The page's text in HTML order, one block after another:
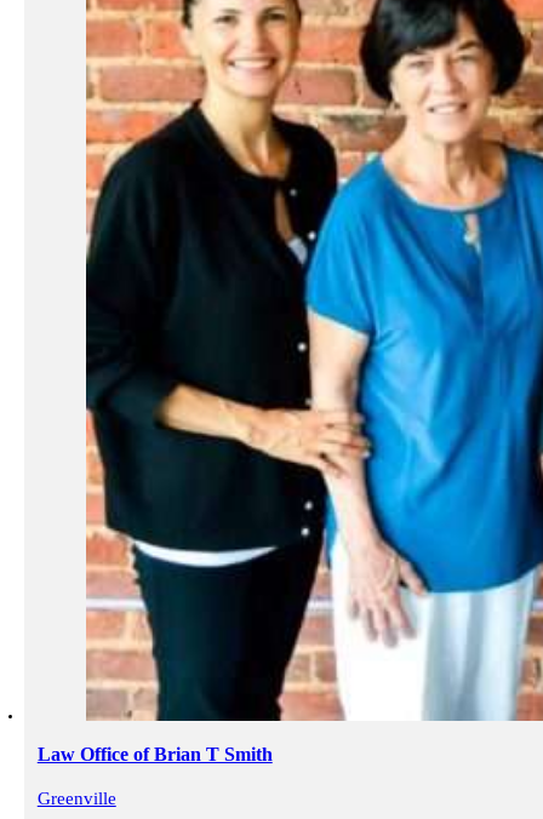
Law Office of Brian T Smith
Greenville